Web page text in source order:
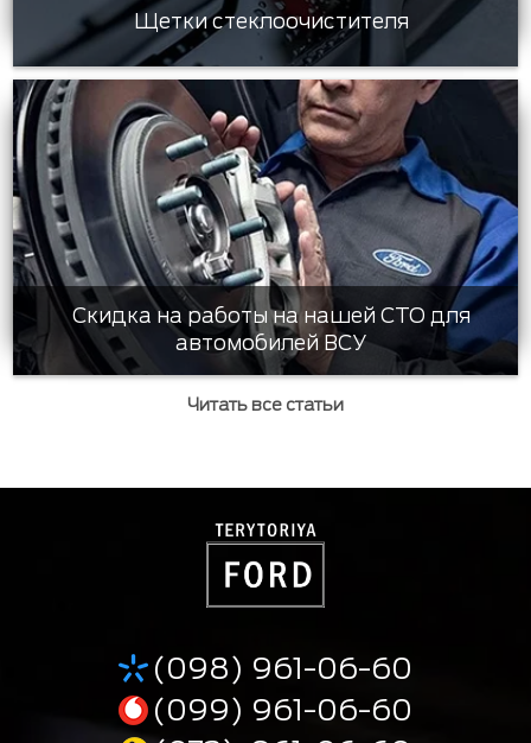
Щетки стеклоочистителя
Скидка на работы на нашей СТО для
автомобилей ВСУ
Читать все статьи
(098) 961-06-60
(099) 961-06-60